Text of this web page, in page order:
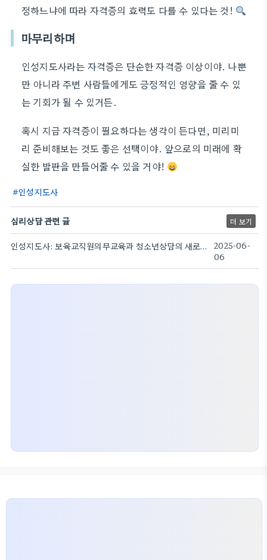
정하느냐에 따라 자격증의 효력도 다를 수 있다는 것!
마무리하며
인성지도사라는 자격증은 단순한 자격증 이상이야. 나뿐
만 아니라 주변 사람들에게도 긍정적인 영향을 줄 수 있
는 기회가 될 수 있거든.
혹시 지금 자격증이 필요하다는 생각이 든다면, 미리미
리 준비해보는 것도 좋은 선택이야. 앞으로의 미래에 확
실한 발판을 만들어줄 수 있을 거야!
인성지도사
심리상담 관련 글 더 보기
인성지도사: 보육교직원의무교육과 청소년상담의 새로운 트렌드
2025-06-
06